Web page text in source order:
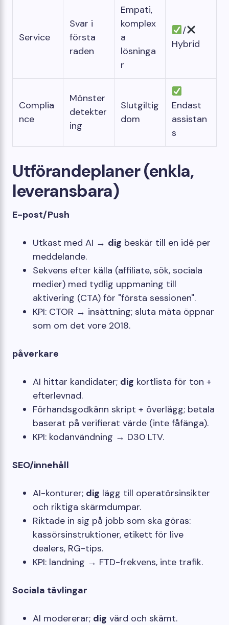
Service
Svar i
första
raden
Empati,
komplex
a
lösninga
r
/
Hybrid
Complia
nce
Mönster
detekter
ing
Slutgiltig
dom
Endast
assistan
s
Utförandeplaner (enkla,
leveransbara)
E-post/Push
Utkast med AI → dig beskär till en idé per
meddelande.
Sekvens efter källa (affiliate, sök, sociala
medier) med tydlig uppmaning till
aktivering (CTA) för "första sessionen".
KPI: CTOR → insättning; sluta mäta öppnar
som om det vore 2018.
påverkare
AI hittar kandidater; dig kortlista för ton +
efterlevnad.
Förhandsgodkänn skript + överlägg; betala
baserat på verifierat värde (inte fåfänga).
KPI: kodanvändning → D30 LTV.
SEO/innehåll
AI-konturer; dig lägg till operatörsinsikter
och riktiga skärmdumpar.
Riktade in sig på jobb som ska göras:
kassörsinstruktioner, etikett för live
dealers, RG-tips.
KPI: landning → FTD-frekvens, inte trafik.
Sociala tävlingar
AI modererar; dig värd och skämt.